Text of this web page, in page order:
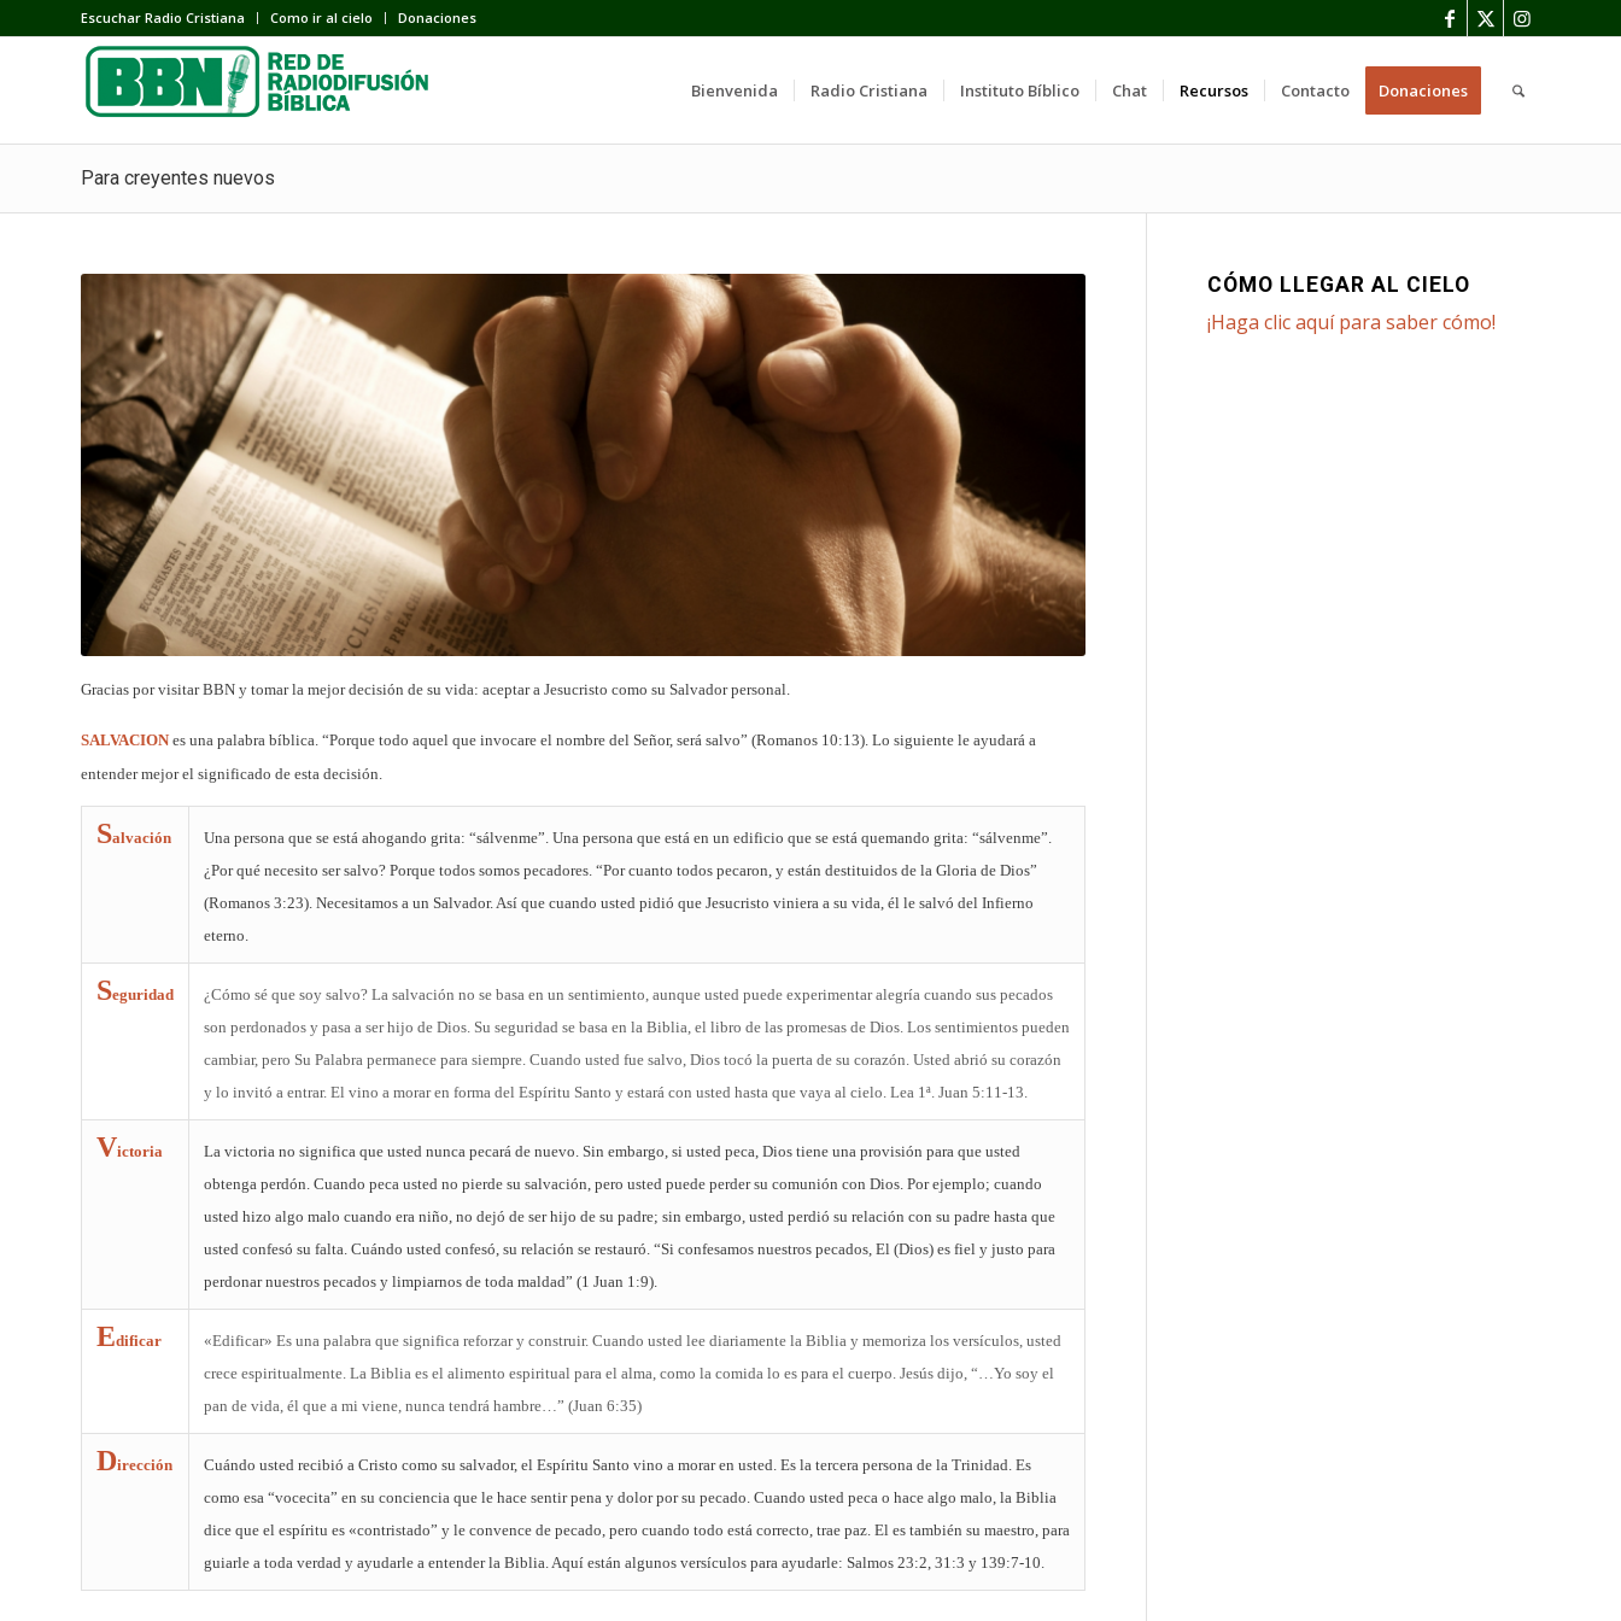
Escuchar Radio Cristiana Como ir al cielo Donaciones
Bienvenida Radio Cristiana Instituto Bíblico Chat Recursos Contacto Donaciones
Para creyentes nuevos
Gracias por visitar BBN y tomar la mejor decisión de su vida: aceptar a Jesucristo como su Salvador personal.
SALVACION es una palabra bíblica. “Porque todo aquel que invocare el nombre del Señor, será salvo” (Romanos 10:13). Lo siguiente le ayudará a
entender mejor el significado de esta decisión.
Salvación
Una persona que se está ahogando grita: “sálvenme”. Una persona que está en un edificio que se está quemando grita: “sálvenme”.
¿Por qué necesito ser salvo? Porque todos somos pecadores. “Por cuanto todos pecaron, y están destituidos de la Gloria de Dios”
(Romanos 3:23). Necesitamos a un Salvador. Así que cuando usted pidió que Jesucristo viniera a su vida, él le salvó del Infierno
eterno.
Seguridad
¿Cómo sé que soy salvo? La salvación no se basa en un sentimiento, aunque usted puede experimentar alegría cuando sus pecados
son perdonados y pasa a ser hijo de Dios. Su seguridad se basa en la Biblia, el libro de las promesas de Dios. Los sentimientos pueden
cambiar, pero Su Palabra permanece para siempre. Cuando usted fue salvo, Dios tocó la puerta de su corazón. Usted abrió su corazón
y lo invitó a entrar. El vino a morar en forma del Espíritu Santo y estará con usted hasta que vaya al cielo. Lea 1ª. Juan 5:11-13.
Victoria
La victoria no significa que usted nunca pecará de nuevo. Sin embargo, si usted peca, Dios tiene una provisión para que usted
obtenga perdón. Cuando peca usted no pierde su salvación, pero usted puede perder su comunión con Dios. Por ejemplo; cuando
usted hizo algo malo cuando era niño, no dejó de ser hijo de su padre; sin embargo, usted perdió su relación con su padre hasta que
usted confesó su falta. Cuándo usted confesó, su relación se restauró. “Si confesamos nuestros pecados, El (Dios) es fiel y justo para
perdonar nuestros pecados y limpiarnos de toda maldad” (1 Juan 1:9).
Edificar
«Edificar» Es una palabra que significa reforzar y construir. Cuando usted lee diariamente la Biblia y memoriza los versículos, usted
crece espiritualmente. La Biblia es el alimento espiritual para el alma, como la comida lo es para el cuerpo. Jesús dijo, “…Yo soy el
pan de vida, él que a mi viene, nunca tendrá hambre…” (Juan 6:35)
Dirección
Cuándo usted recibió a Cristo como su salvador, el Espíritu Santo vino a morar en usted. Es la tercera persona de la Trinidad. Es
como esa “vocecita” en su conciencia que le hace sentir pena y dolor por su pecado. Cuando usted peca o hace algo malo, la Biblia
dice que el espíritu es «contristado” y le convence de pecado, pero cuando todo está correcto, trae paz. El es también su maestro, para
guiarle a toda verdad y ayudarle a entender la Biblia. Aquí están algunos versículos para ayudarle: Salmos 23:2, 31:3 y 139:7-10.
CÓMO LLEGAR AL CIELO
¡Haga clic aquí para saber cómo!